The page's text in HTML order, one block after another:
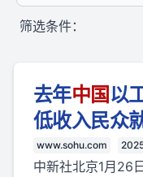
筛选条件：
去年中国 以
低收入民众
www.sohu.com
中新社北京1月26